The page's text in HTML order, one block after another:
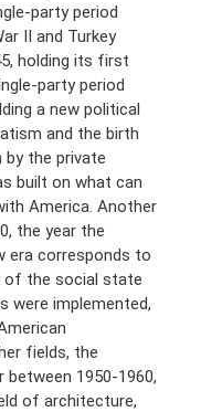
party period
II and Turkey
holding its first
party period
a new political
and the birth
by the private
built on what can
America. Another
the year the
era corresponds to
of the social state
were implemented,
fields, the
between 1950-1960,
of architecture,